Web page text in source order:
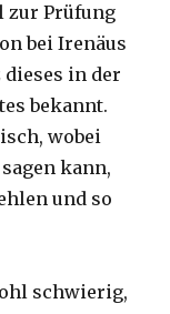
zur Prüfung
bei Irenäus
dieses in der
bekannt.
wobei
kann,
und so
schwierig,